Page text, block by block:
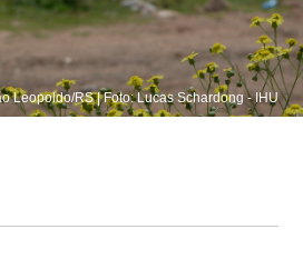
Leopoldo/RS | Foto: Lucas Schardong - IHU